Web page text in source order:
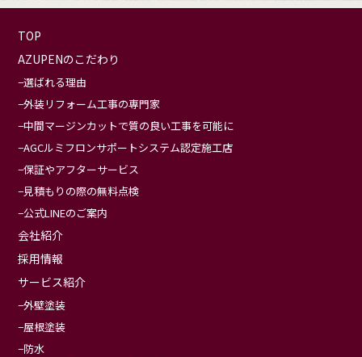
TOP
AZUPENのこだわり
選ばれる理由
外装リフォーム工事の専門家
中間マージンカットで質の良い工事を可能に
AGCルミフロンサポートシステム認定施工店
保証やアフターサービス
見積もりの際の無料点検
公式LINEのご案内
会社紹介
採用情報
サービス紹介
外壁塗装
屋根塗装
防水